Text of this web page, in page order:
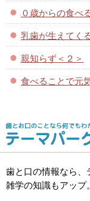
０歳からの食べ
乳歯が生えてく
親知らず＜２＞
食べることで元
歯と口の情報なら、
雑学の知識もアップ。